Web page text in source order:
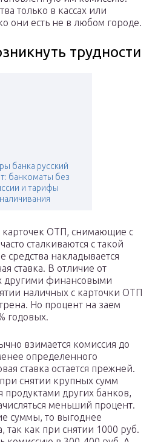
только в кассах или
они есть не в любом городе.
трудности
банка русский
банкоматы без
и тарифы
ОТП, снимающие с
сталкиваются с такой
накладывается
ставка. В отличие от
другими финансовыми
наличных с карточки ОТП
Но процент на заем
годовых.
взимается комиссия до
определенного
ставка остается прежней.
снятии крупных сумм
продуктами других банков,
меньший процент.
суммы, то выгоднее
так как при снятии 1000 руб.